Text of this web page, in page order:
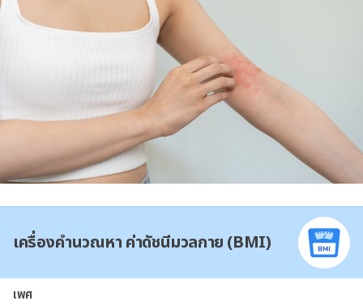
เครื่องคำนวณหา ค่าดัชนีมวลกาย (BMI)
เพศ